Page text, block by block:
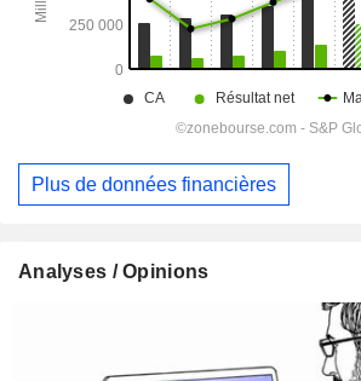
Plus de données financières
Analyses / Opinions